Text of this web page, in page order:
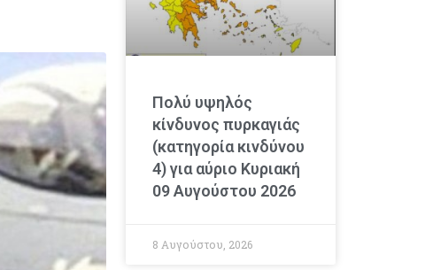
Πολύ υψηλός
κίνδυνος πυρκαγιάς
(κατηγορία κινδύνου
4) για αύριο Κυριακή
09 Αυγούστου 2026
8 Αυγούστου, 2026